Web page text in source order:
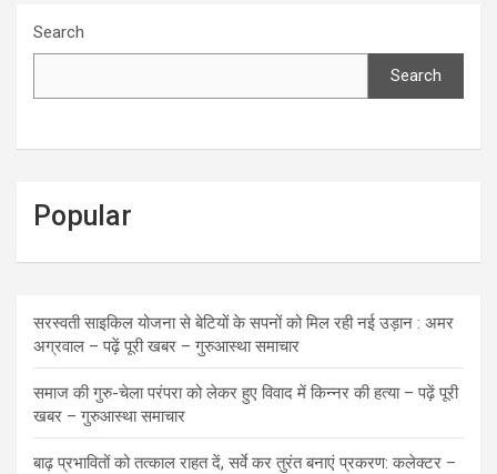
Search
Search
Popular
सरस्वती साइकिल योजना से बेटियों के सपनों को मिल रही नई उड़ान : अमर
अग्रवाल – पढ़ें पूरी खबर – गुरुआस्था समाचार
समाज की गुरु-चेला परंपरा को लेकर हुए विवाद में किन्नर की हत्या – पढ़ें पूरी
खबर – गुरुआस्था समाचार
बाढ़ प्रभावितों को तत्काल राहत दें, सर्वे कर तुरंत बनाएं प्रकरण: कलेक्टर –